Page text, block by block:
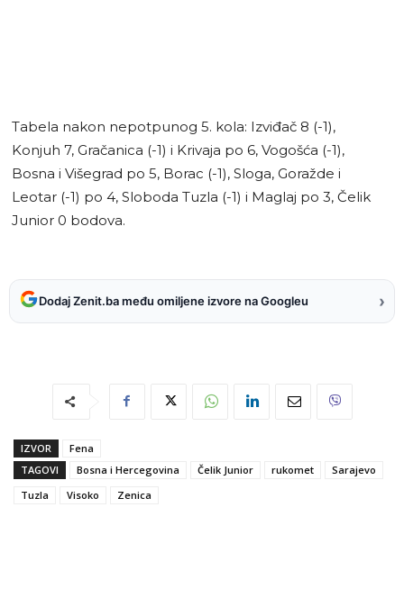
Tabela nakon nepotpunog 5. kola: Izviđač 8 (-1),
Konjuh 7, Gračanica (-1) i Krivaja po 6, Vogošća (-1),
Bosna i Višegrad po 5, Borac (-1), Sloga, Goražde i
Leotar (-1) po 4, Sloboda Tuzla (-1) i Maglaj po 3, Čelik
Junior 0 bodova.
Dodaj Zenit.ba među omiljene izvore na Googleu ›
IZVOR
Fena
TAGOVI
Bosna i Hercegovina Čelik Junior rukomet
Sarajevo
Tuzla
Visoko Zenica